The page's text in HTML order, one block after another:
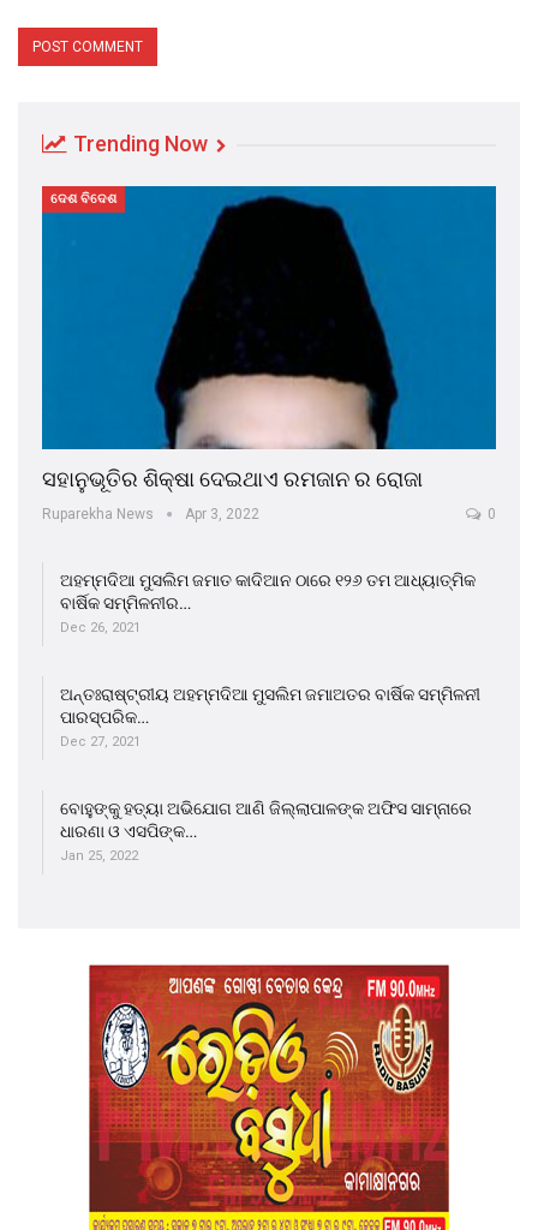
Trending Now
ଦେଶ ବିଦେଶ
ସହାନୁଭୂତିର ଶିକ୍ଷା ଦେଇଥାଏ ରମଜାନ ର ରୋଜା
Ruparekha News Apr 3, 2022 0
ଅହମ୍ମଦିଆ ମୁସଲିମ ଜମାତ କାଦିଆନ ଠାରେ ୧୨୬ ତମ ଆଧ୍ୟାତ୍ମିକ
ବାର୍ଷିକ ସମ୍ମିଳନୀର…
Dec 26, 2021
ଅନ୍ତଃରାଷ୍ଟ୍ରୀୟ ଅହମ୍ମଦିଆ ମୁସଲିମ ଜମାଅତର ବାର୍ଷିକ ସମ୍ମିଳନୀ
ପାରସ୍ପରିକ…
Dec 27, 2021
ବୋହୁଙ୍କୁ ହତ୍ୟା ଅଭିଯୋଗ ଆଣି ଜିଲ୍ଲାପାଳଙ୍କ ଅଫିସ ସାମ୍ନାରେ
ଧାରଣା ଓ ଏସପିଙ୍କ…
Jan 25, 2022